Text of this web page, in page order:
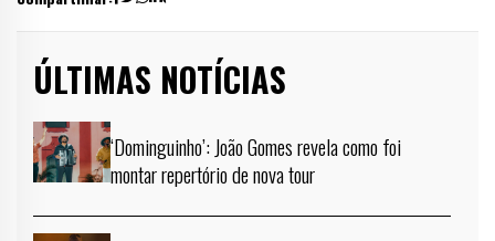
ÚLTIMAS NOTÍCIAS
‘Dominguinho’: João Gomes revela como foi
montar repertório de nova tour